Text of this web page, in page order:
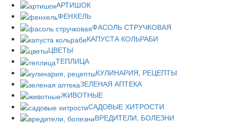
АРТИШОК
ФЕНХЕЛЬ
ФАСОЛЬ СТРУЧКОВАЯ
КАПУСТА КОЛЬРАБИ
ЦВЕТЫ
ТЕПЛИЦА
КУЛИНАРИЯ, РЕЦЕПТЫ
ЗЕЛЕНАЯ АПТЕКА
ЖИВОТНЫЕ
САДОВЫЕ ХИТРОСТИ
ВРЕДИТЕЛИ, БОЛЕЗНИ